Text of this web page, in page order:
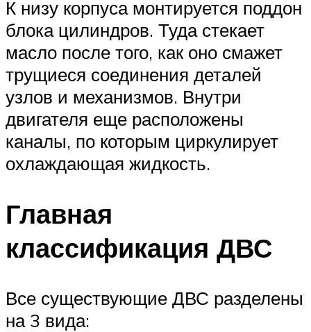
К низу корпуса монтируется поддон
блока цилиндров. Туда стекает
масло после того, как оно смажет
трущиеся соединения деталей
узлов и механизмов. Внутри
двигателя еще расположены
каналы, по которым циркулирует
охлаждающая жидкость.
Главная
классификация ДВС
Все существующие ДВС разделены
на 3 вида: